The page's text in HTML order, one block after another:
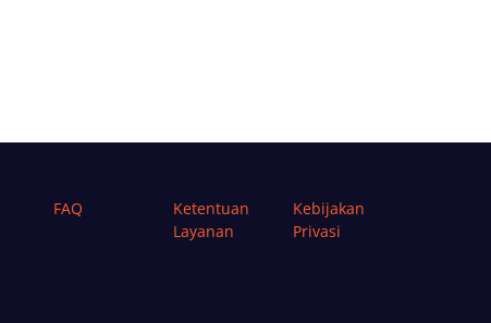
FAQ
Ketentuan
Layanan
Kebijakan
Privasi